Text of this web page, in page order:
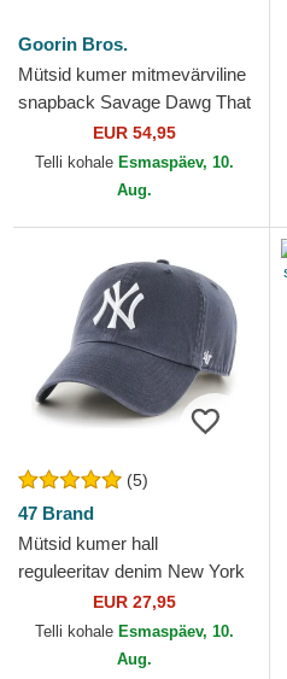
Goorin Bros.
Mütsid kumer mitmevärviline
snapback Savage Dawg That
Dawg In Me The Farm
Goorin Bros.
EUR 54,95
Telli kohale Esmaspäev, 10.
Aug.
(5)
47 Brand
Mütsid kumer hall
reguleeritav denim New York
Yankees MLB 47 Brand
EUR 27,95
Telli kohale Esmaspäev, 10.
Aug.